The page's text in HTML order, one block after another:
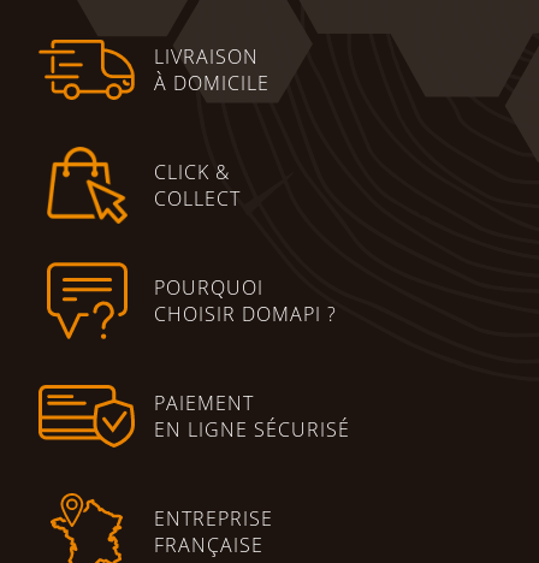
LIVRAISON
À DOMICILE
CLICK &
COLLECT
POURQUOI
CHOISIR DOMAPI ?
PAIEMENT
EN LIGNE SÉCURISÉ
ENTREPRISE
FRANÇAISE